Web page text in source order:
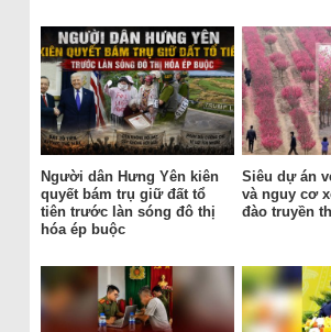
Người dân Hưng Yên kiên
quyết bám trụ giữ đất tổ
tiên trước làn sóng đô thị
hóa ép buộc
Siêu dự án
và nguy cơ
đào truyền